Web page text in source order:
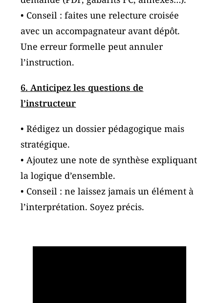
• Conseil : faites une relecture croisée
avec un accompagnateur avant dépôt.
Une erreur formelle peut annuler
l’instruction.
6. Anticipez les questions de
l’instructeur
• Rédigez un dossier pédagogique mais
stratégique.
• Ajoutez une note de synthèse expliquant
la logique d’ensemble.
• Conseil : ne laissez jamais un élément à
l’interprétation. Soyez précis.